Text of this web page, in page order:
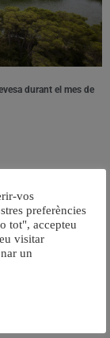
durant el mes de
vos
preferències
tot", accepteu
visitar
un